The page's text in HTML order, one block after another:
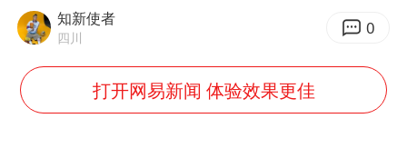
以军士兵把枪口对准中国记者
韩军前线部队连曝丑闻
《龙餐馆》 冲奖
知新使者
四川 0
打开网易新闻 体验效果更佳